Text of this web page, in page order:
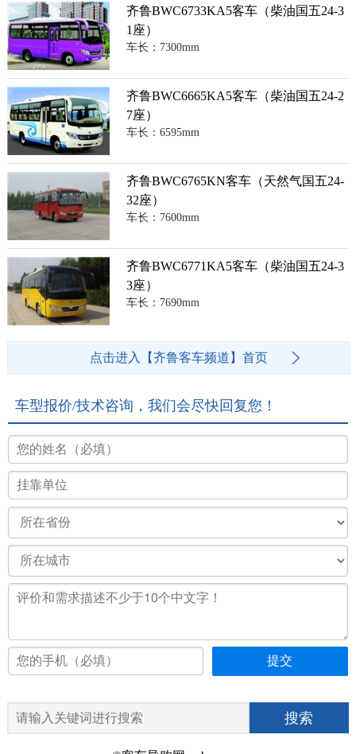
齐鲁BWC6733KA5客车（柴油国五24-3
1座）
车长：7300mm
齐鲁BWC6665KA5客车（柴油国五24-2
7座）
车长：6595mm
齐鲁BWC6765KN客车（天然气国五24-
32座）
车长：7600mm
齐鲁BWC6771KA5客车（柴油国五24-3
3座）
车长：7690mm
点击进入【齐鲁客车频道】首页
车型报价/技术咨询，我们会尽快回复您！